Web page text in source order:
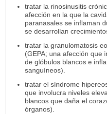
prescribe
medicamento?
extendido.
tratar la rinosinusitis
afección en la que la
paranasales se inflaman
se desarrollan
tratar la granulomatosis
(GEPA; una afección que
de glóbulos blancos e
sanguíneos).
tratar el síndrome
que involucra niveles
blancos que daña el
órganos).